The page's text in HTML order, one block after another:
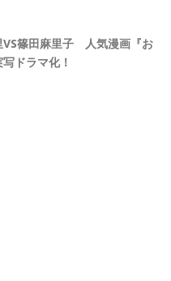
VS篠田麻里子 人気漫画『お
写ドラマ化！